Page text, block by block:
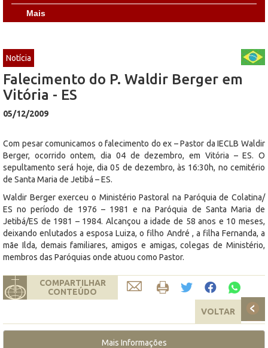
Mais
Notícia
Falecimento do P. Waldir Berger em
Vitória - ES
05/12/2009
Com pesar comunicamos o falecimento do ex – Pastor da IECLB Waldir
Berger, ocorrido ontem, dia 04 de dezembro, em Vitória – ES. O
sepultamento será hoje, dia 05 de dezembro, às 16:30h, no cemitério
de Santa Maria de Jetibá – ES.
Waldir Berger exerceu o Ministério Pastoral na Paróquia de Colatina/
ES no período de 1976 – 1981 e na Paróquia de Santa Maria de
Jetibá/ES de 1981 – 1984. Alcançou a idade de 58 anos e 10 meses,
deixando enlutados a esposa Luiza, o filho André , a filha Fernanda, a
mãe Ilda, demais familiares, amigos e amigas, colegas de Ministério,
membros das Paróquias onde atuou como Pastor.
COMPARTILHAR
CONTEÚDO
VOLTAR
Mais Informações